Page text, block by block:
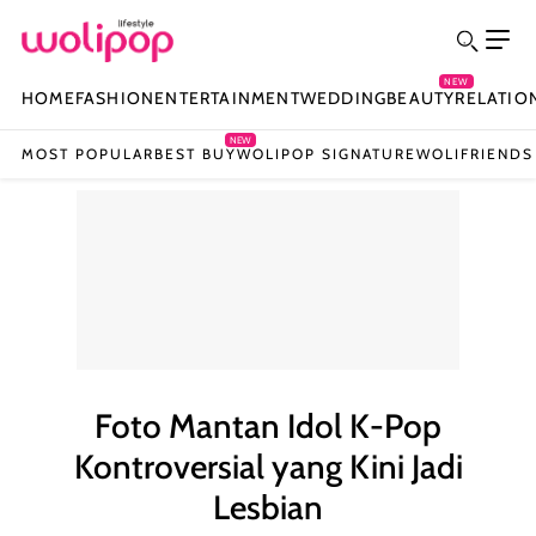
HOMEFASHIONENTERTAINMENTWEDDINGBEAUTY
NEW
MOST POPULAR BEST BUY
NEW
WOLIPOP SIGNATUREWOLIFRIENDS
Foto Mantan Idol K-Pop
Kontroversial yang Kini Jadi
Lesbian